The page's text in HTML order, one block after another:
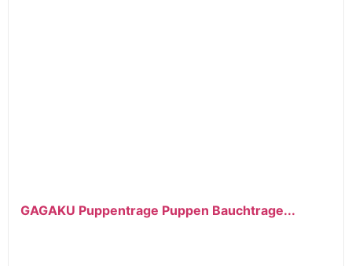
GAGAKU Puppentrage Puppen Bauchtrage...